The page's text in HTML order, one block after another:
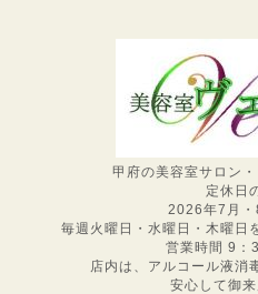
甲府の美容室サロン
定休日
2026年7月・
毎週火曜日・水曜日・木曜日
営業時間 9：
店内は、アルコール液消
安心して御来